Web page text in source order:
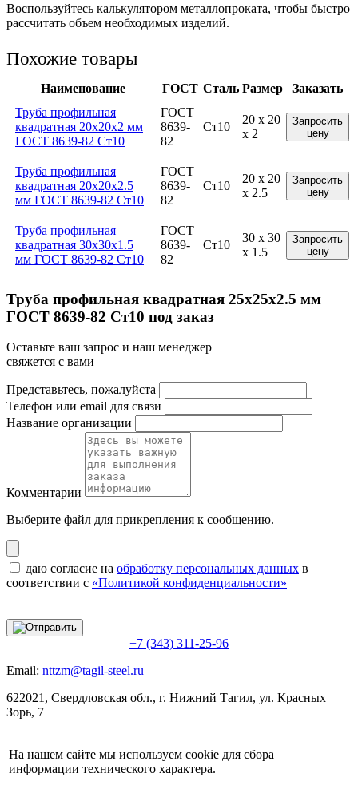
Воспользуйтесь калькулятором металлопроката, чтобы быстро
рассчитать объем необходимых изделий.
Похожие товары
Наименование ГОСТ Сталь Размер
Заказать
Труба профильная
квадратная 20x20x2 мм
ГОСТ 8639-82 Ст10
ГОСТ
8639-
82
Ст10
20 x 20
x 2
Запросить
цену
Труба профильная
квадратная 20x20x2.5
мм ГОСТ 8639-82 Ст10
ГОСТ
8639-
82
Ст10
20 x 20
x 2.5
Запросить
цену
Труба профильная
квадратная 30x30x1.5
мм ГОСТ 8639-82 Ст10
ГОСТ
8639-
82
Ст10
30 x 30
x 1.5
Запросить
цену
Труба профильная квадратная 25x25x2.5 мм
ГОСТ 8639-82 Ст10 под заказ
Оставьте ваш запрос и наш менеджер
свяжется с вами
Представьтесь, пожалуйста
Телефон или email для связи
Название организации
Комментарии
Выберите файл для прикрепления к сообщению.
даю согласие на обработку персональных данных в
соответствии с «Политикой конфиденциальности»
+7 (343) 311-25-96
Email: nttzm@tagil-steel.ru
622021, Свердловская обл., г. Нижний Тагил, ул. Красных
Зорь, 7
На нашем сайте мы используем cookie для сбора
информации технического характера.